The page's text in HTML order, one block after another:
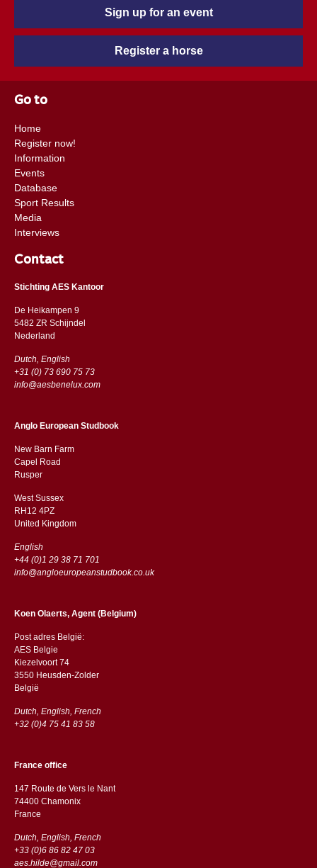
Sign up for an event
Register a horse
Go to
Home
Register now!
Information
Events
Database
Sport Results
Media
Interviews
Contact
Stichting AES Kantoor
De Heikampen 9
5482 ZR Schijndel
​​Nederland
Dutch, English
+31 (0) 73 690 75 73
info@aesbenelux.com
Anglo European Studbook
New Barn Farm
Capel Road
​​Rusper
West Sussex
RH12 4PZ
​​United Kingdom
English
+44 (0)1 29 38 71 701
info@angloeuropeanstudbook.co.uk
Koen Olaerts, Agent (Belgium)
Post adres België:
AES Belgie
Kiezelvoort 74
3550 Heusden-Zolder
België
Dutch, English, French
+32 (0)4 75 41 83 58
France office
147 Route de Vers le Nant
74400 Chamonix
France
Dutch, English, French
+33 (0)6 86 82 47 03
aes.hilde@gmail.com